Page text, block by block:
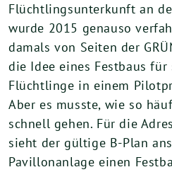
Flüchtlingsunterkunft an
wurde 2015 genauso
damals von Seiten der
die Idee eines Festbaus
Flüchtlinge in einem
Aber es musste, wie so
schnell gehen. Für die
sieht der gültige B-Plan
Pavillonanlage einen